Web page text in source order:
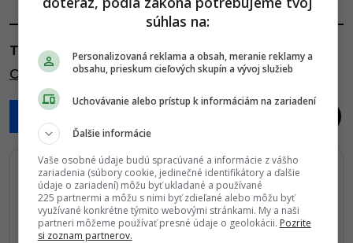
t
P
a
g
i
n
TAGY:
OTRAVNÉ VECI, VYTOČIŤ SA
Sledujte nás na Google Správy
Nenechajte si ujsť žiadne dôležité novinky.
Sledovať
súhlas na:
Personalizovaná reklama a obsah, meranie reklamy a
obsahu, prieskum cieľových skupín a vývoj služieb
Uchovávanie alebo prístup k informáciám na zariadení
Ďalšie informácie
Vaše osobné údaje budú spracúvané a informácie z vášho
zariadenia (súbory cookie, jedinečné identifikátory a ďalšie
údaje o zariadení) môžu byť ukladané a používané
225 partnermi a môžu s nimi byť zdieľané alebo môžu byť
využívané konkrétne týmito webovými stránkami. My a naši
partneri môžeme používať presné údaje o geolokácii. Pozrite
si zoznam partnerov.